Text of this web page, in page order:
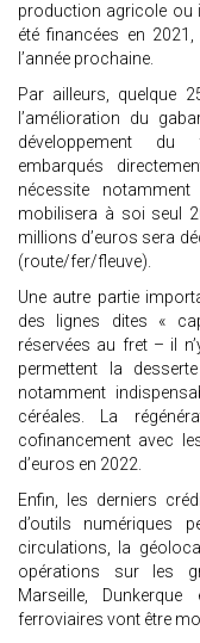
production agricole ou
été financées en
l’année prochaine.
Par ailleurs, quelque
l’amélioration du
développement du
embarqués
nécessite
mobilisera à soi seul
millions d’euros sera
(route/fer/fleuve).
Une autre partie
des lignes dites «
réservées au fret – il
permettent la
notamment
céréales. La
cofinancement avec
d’euros en 2022.
Enfin, les derniers
d’outils numériques
circulations, la
opérations sur les
Marseille,
ferroviaires vont être